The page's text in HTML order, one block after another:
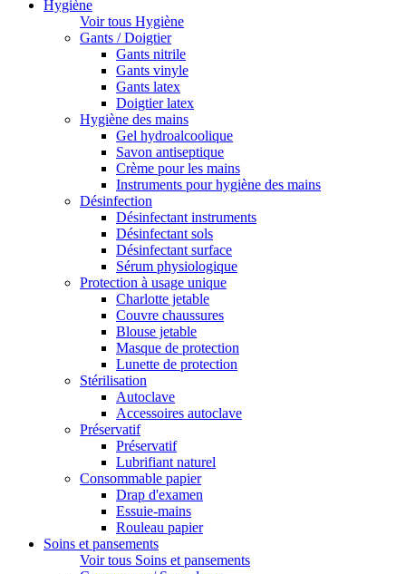
Hygiène
Voir tous Hygiène
Gants / Doigtier
Gants nitrile
Gants vinyle
Gants latex
Doigtier latex
Hygiène des mains
Gel hydroalcoolique
Savon antiseptique
Crème pour les mains
Instruments pour hygiène des mains
Désinfection
Désinfectant instruments
Désinfectant sols
Désinfectant surface
Sérum physiologique
Protection à usage unique
Charlotte jetable
Couvre chaussures
Blouse jetable
Masque de protection
Lunette de protection
Stérilisation
Autoclave
Accessoires autoclave
Préservatif
Préservatif
Lubrifiant naturel
Consommable papier
Drap d'examen
Essuie-mains
Rouleau papier
Soins et pansements
Voir tous Soins et pansements